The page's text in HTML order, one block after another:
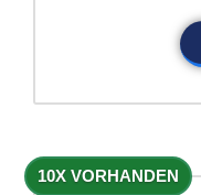
10X VORHANDEN